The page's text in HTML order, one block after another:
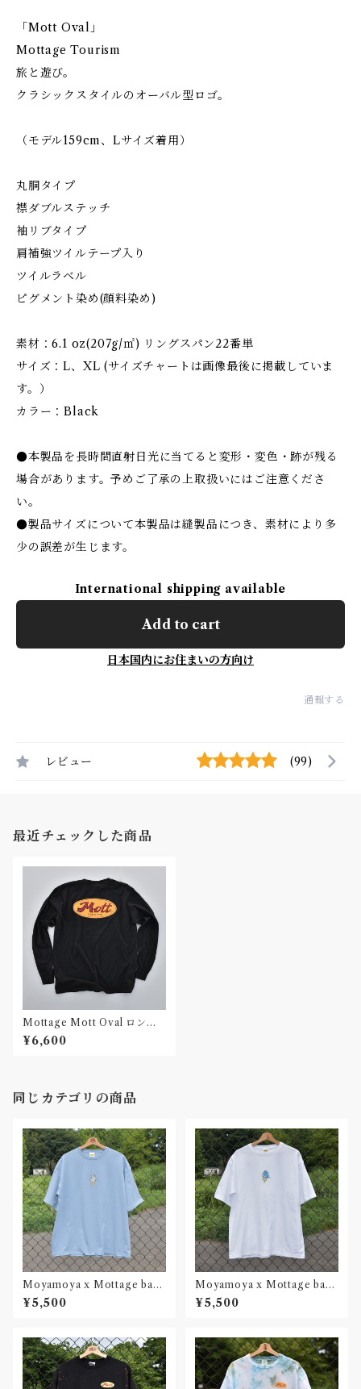
「Mott Oval」
Mottage Tourism
旅と遊び。
クラシックスタイルのオーバル型ロゴ。
（モデル159cm、Lサイズ着用）
丸胴タイプ
襟ダブルステッチ
袖リブタイプ
肩補強ツイルテープ入り
ツイルラベル
ピグメント染め(顔料染め)
素材：6.1 oz(207g/㎡) リングスパン22番単
サイズ：L、XL (サイズチャートは画像最後に掲載していま
す。）
カラー：Black
●本製品を長時間直射日光に当てると変形・変色・跡が残る
場合があります。予めご了承の上取扱いにはご注意くださ
い。
●製品サイズについて本製品は縫製品につき、素材により多
少の誤差が生じます。
International shipping available
Add to cart
日本国内にお住まいの方向け
通報する
レビュー (99)
最近チェックした商品
Mottage Mott Oval ロング
スリーブTシャツ Black Unis
ex
¥6,600
同じカテゴリの商品
Moyamoya x Mottage bad
weather Tシャツ Water Uni
sex
¥5,500
Moyamoya x Mottage bad
weather Tシャツ White Uni
sex
¥5,500